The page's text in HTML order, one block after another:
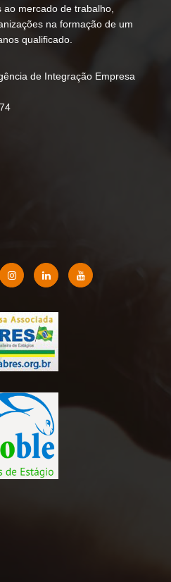
mercado de trabalho,
na formação de um
qualificado.
de Integração Empresa